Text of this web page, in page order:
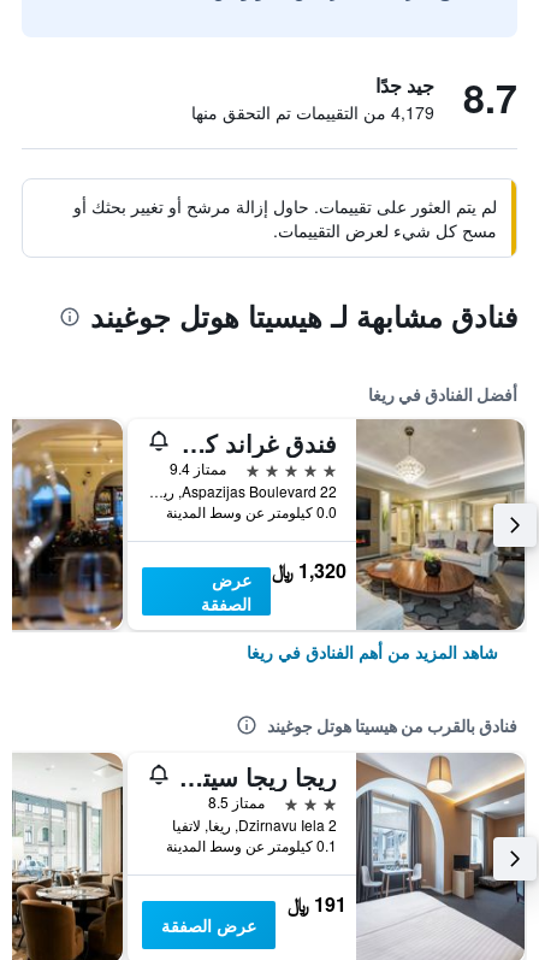
8.7 جيد جدًا
4,179 من التقييمات تم التحقق منها
لم يتم العثور على تقييمات. حاول إزالة مرشح أو تغيير بحثك أو
مسح كل شيء لعرض التقييمات.
فنادق مشابهة لـ هيسيتا هوتل جوغيند
أفضل الفنادق في ريغا
فندق غراند كمبينسكي ريغا
5 نجوم
ممتاز 9.4
Aspazijas Boulevard 22, ريغا, لاتفيا
0.0 كيلومتر عن وسط المدينة
1,320 ﷼
عرض
الصفقة
شاهد المزيد من أهم الفنادق في ريغا
فنادق بالقرب من هيسيتا هوتل جوغيند
ريجا ريجا سيتي سنتر هوتل
3 نجوم
ممتاز 8.5
Dzirnavu Iela 2, ريغا, لاتفيا
0.1 كيلومتر عن وسط المدينة
191 ﷼
عرض الصفقة